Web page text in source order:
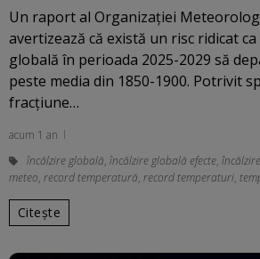
Un raport al Organizaţiei
avertizează că există un risc ridicat
globală în perioada 2025-2029 să
peste media din 1850-1900. Potrivit
fracţiune…
acum 1 an
încălzire globală, încălzire globală efecte,
meteo, record temperatură, record temperaturi,
Citește